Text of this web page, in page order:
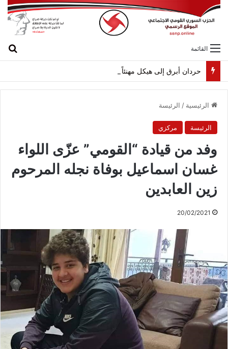
القائمة
حردان أبرق إلى هيكل مهنئاً بمناسبة عيد الجيش
الرئيسية / الرئيسة
الرئيسة مركزي
وفد من قيادة “القومي” عزّى اللواء
غسان اسماعيل بوفاة نجله المرحوم
زين العابدين
20/02/2021